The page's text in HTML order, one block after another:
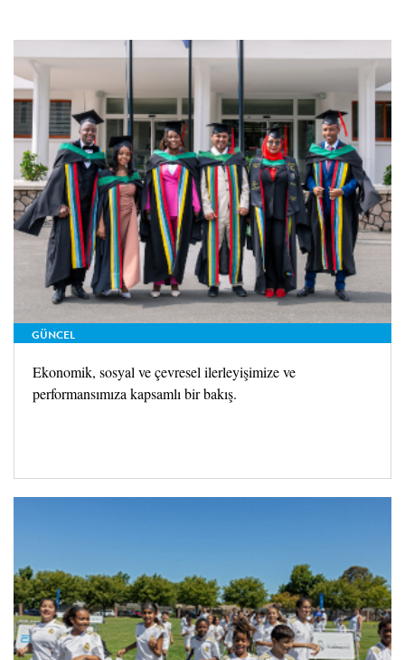
GÜNCEL
Ekonomik, sosyal ve çevresel ilerleyişimize ve
performansımıza kapsamlı bir bakış.